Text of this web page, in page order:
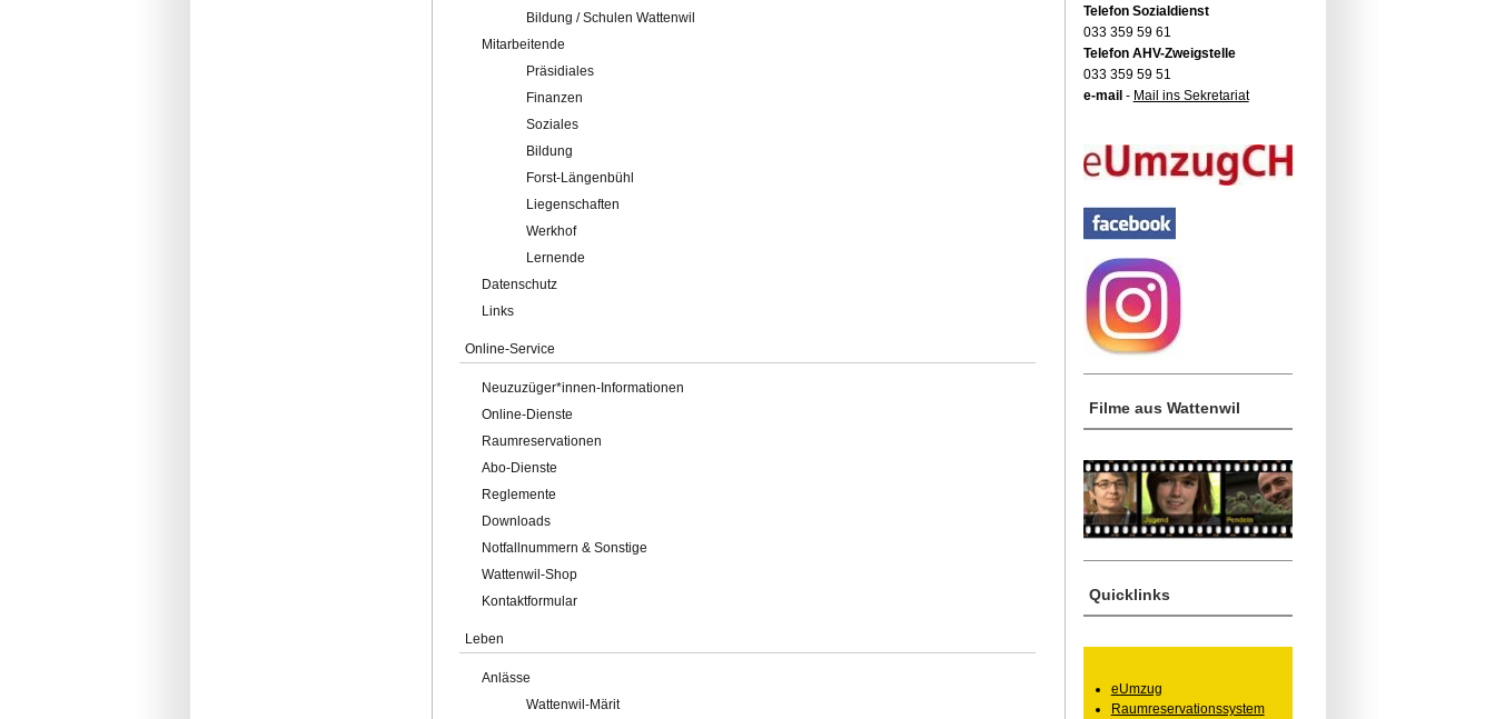
Bildung / Schulen Wattenwil
Mitarbeitende
Präsidiales
Finanzen
Soziales
Bildung
Forst-Längenbühl
Liegenschaften
Werkhof
Lernende
Datenschutz
Links
Online-Service
Neuzuzüger*innen-Informationen
Online-Dienste
Raumreservationen
Abo-Dienste
Reglemente
Downloads
Notfallnummern & Sonstige
Wattenwil-Shop
Kontaktformular
Leben
Anlässe
Wattenwil-Märit
Telefon Sozialdienst
033 359 59 61
Telefon AHV-Zweigstelle
033 359 59 51
e-mail - Mail ins Sekretariat
Filme aus Wattenwil
Quicklinks
eUmzug
Raumreservationssystem